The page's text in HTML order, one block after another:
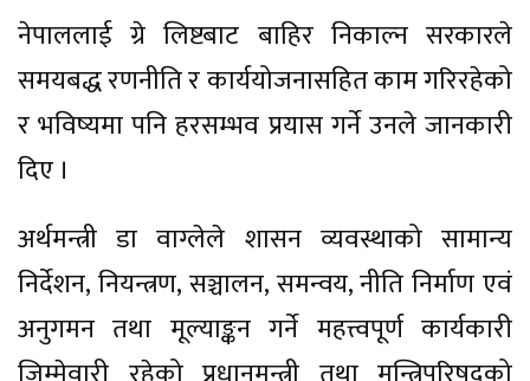
नेपाललाई ग्रे लिष्टबाट बाहिर निकाल्न सरकारले
समयबद्ध रणनीति र कार्ययोजनासहित काम गरिरहेको
र भविष्यमा पनि हरसम्भव प्रयास गर्ने उनले जानकारी
दिए ।
अर्थमन्त्री डा वाग्लेले शासन व्यवस्थाको सामान्य
निर्देशन, नियन्त्रण, सञ्चालन, समन्वय, नीति निर्माण एवं
अनुगमन तथा मूल्याङ्कन गर्ने महत्त्वपूर्ण कार्यकारी